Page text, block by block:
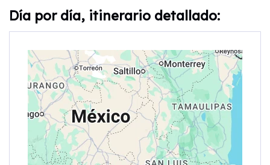
Día por día, itinerario detallado: